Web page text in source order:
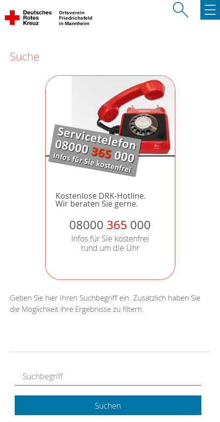
Ortsverein
Friedrichsfeld
in Mannheim
Suche
Kostenlose DRK-Hotline.
Wir beraten Sie gerne.
08000 365 000
Infos für Sie kostenfrei
rund um die Uhr
Geben Sie hier Ihren Suchbegriff ein. Zusätzlich haben Sie
die Möglichkeit ihre Ergebnisse zu filtern.
Suchen